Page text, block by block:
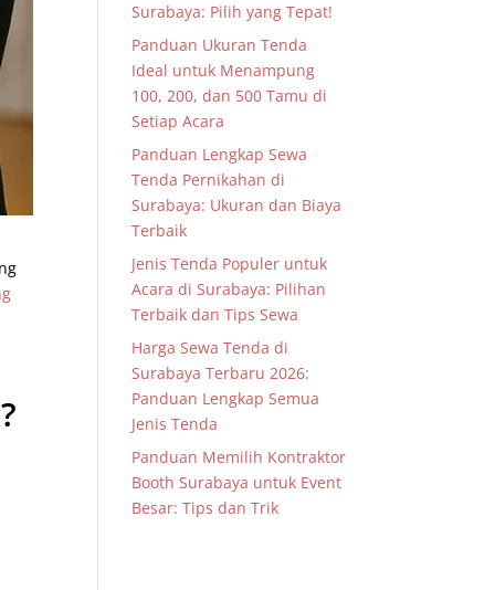
Surabaya: Pilih yang Tepat!
Panduan Ukuran Tenda
Ideal untuk Menampung
100, 200, dan 500 Tamu di
Setiap Acara
Panduan Lengkap Sewa
Tenda Pernikahan di
Surabaya: Ukuran dan Biaya
Terbaik
Jenis Tenda Populer untuk
Acara di Surabaya: Pilihan
Terbaik dan Tips Sewa
Harga Sewa Tenda di
Surabaya Terbaru 2026:
Panduan Lengkap Semua
Jenis Tenda
Panduan Memilih Kontraktor
Booth Surabaya untuk Event
Besar: Tips dan Trik